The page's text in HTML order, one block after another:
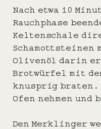
Nach etwa 10
Rauchphase
Keltenschale
Schamottsteinen
Olivenöl darin
Brotwürfel mit
knusprig braten.
Ofen nehmen
Den Merklinger